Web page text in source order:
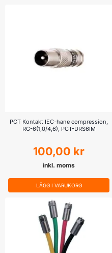
PCT Kontakt IEC-hane compression,
RG-6(1,0/4,6), PCT-DRS6IM
100,00 kr
inkl. moms
LÄGG I VARUKORG